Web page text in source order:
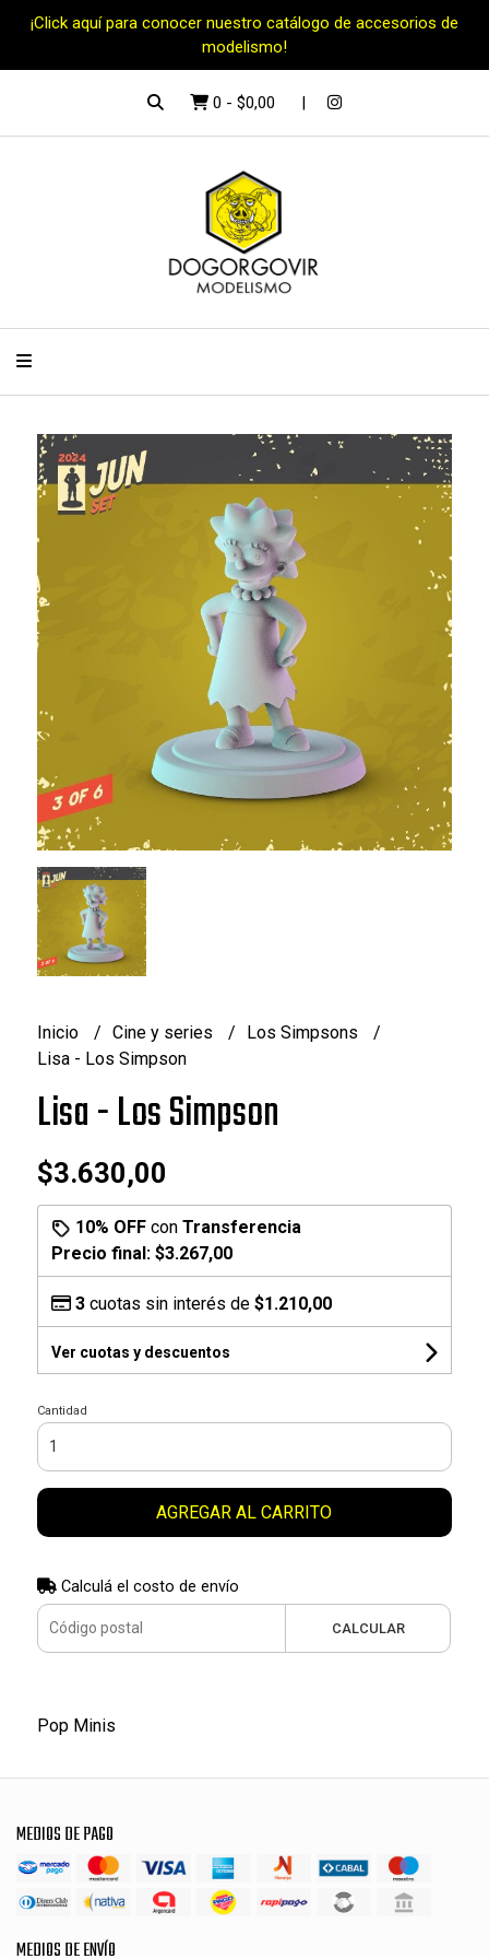
¡Click aquí para conocer nuestro catálogo de accesorios de
modelismo!
0 - $0,00
Inicio Cine y series
Los Simpsons
Lisa - Los Simpson
Lisa - Los Simpson
$3.630,00
10% OFFcon Transferencia
Precio final: $3.267,00
3cuotas sin interés de $1.210,00
Ver cuotas y descuentos
Cantidad
AGREGAR AL CARRITO
Calculá el costo de envío
CALCULAR
Pop Minis
MEDIOS DE PAGO
MEDIOS DE ENVÍO